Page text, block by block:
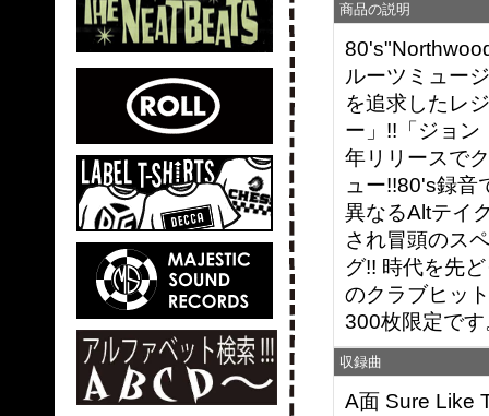
商品の説明
ルーツミュー
を追求したレ
ー」!!「ジョン
年リリースで
ュー!!80's録音
異なるAltテイ
され冒頭のス
グ!! 時代を先
のクラブヒッ
300枚限定です
収録曲
A面 Sure Like